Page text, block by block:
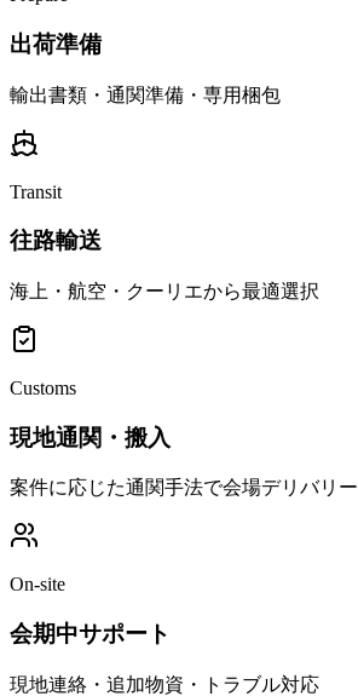
出荷準備
輸出書類・通関準備・専用梱包
Transit
往路輸送
海上・航空・クーリエから最適選択
Customs
現地通関・搬入
案件に応じた通関手法で会場デリバリー
On-site
会期中サポート
現地連絡・追加物資・トラブル対応